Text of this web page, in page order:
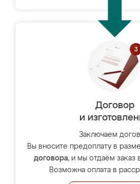
Договор
и
Заключаем
Вы вносите предоплату в
договора, и мы отдаём заказ
Возможна оплата в